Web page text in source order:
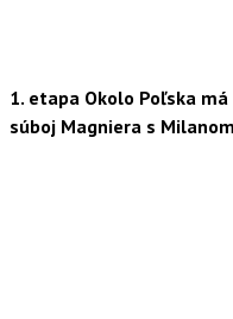
1. etapa Okolo Poľska
súboj Magniera s Milanom